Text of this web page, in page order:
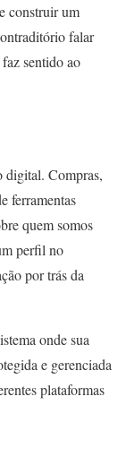
construir um
falar
sentido ao
digital. Compras,
ferramentas
quem somos
perfil no
por trás da
onde sua
e gerenciada
plataformas